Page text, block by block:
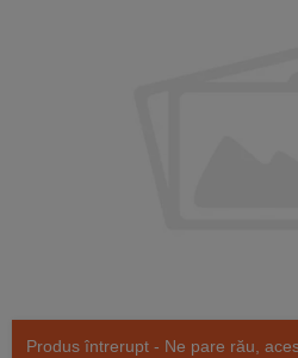
Produs întrerupt - Ne pare rău,